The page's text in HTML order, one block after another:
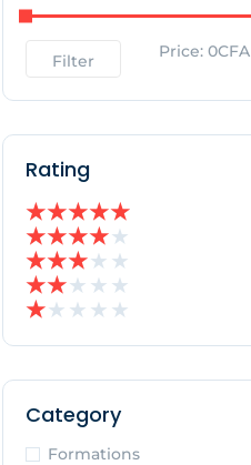
Filter Price: 0CFA
Rating
★★★★★
★★★★★
★★★★ ★
★★★ ★ ★
★★ ★ ★ ★
Category
Formations